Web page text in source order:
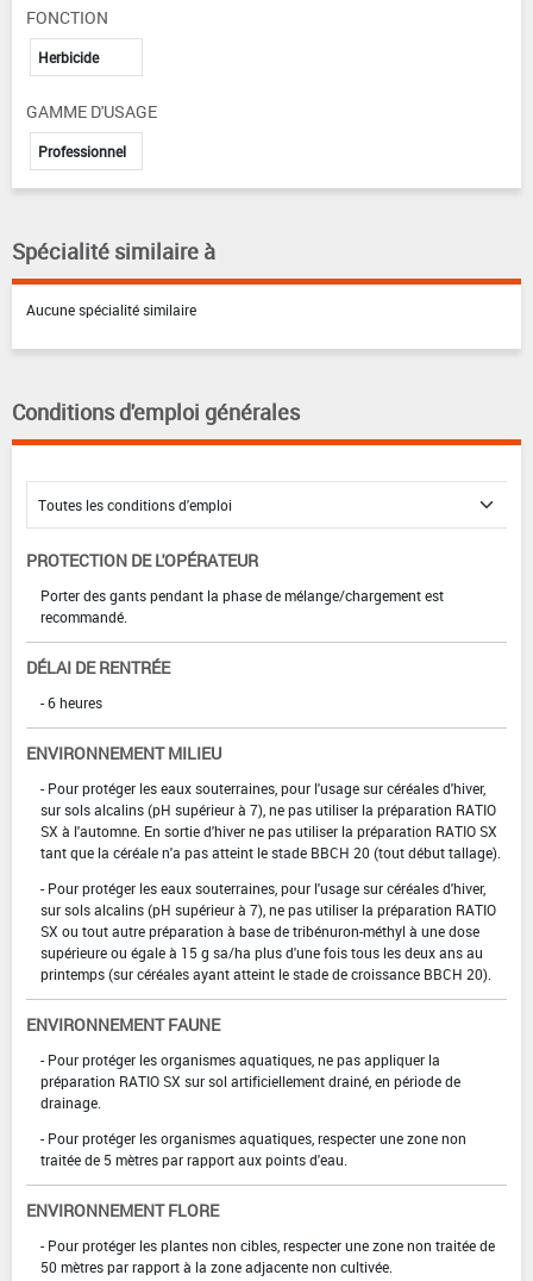
FONCTION
Herbicide
GAMME D'USAGE
Professionnel
Spécialité similaire à
Aucune spécialité similaire
Conditions d'emploi générales
PROTECTION DE L'OPÉRATEUR
Porter des gants pendant la phase de mélange/chargement est
recommandé.
DÉLAI DE RENTRÉE
- 6 heures
ENVIRONNEMENT MILIEU
- Pour protéger les eaux souterraines, pour l'usage sur céréales d'hiver,
sur sols alcalins (pH supérieur à 7), ne pas utiliser la préparation RATIO
SX à l'automne. En sortie d'hiver ne pas utiliser la préparation RATIO SX
tant que la céréale n'a pas atteint le stade BBCH 20 (tout début tallage).
- Pour protéger les eaux souterraines, pour l'usage sur céréales d'hiver,
sur sols alcalins (pH supérieur à 7), ne pas utiliser la préparation RATIO
SX ou tout autre préparation à base de tribénuron-méthyl à une dose
supérieure ou égale à 15 g sa/ha plus d'une fois tous les deux ans au
printemps (sur céréales ayant atteint le stade de croissance BBCH 20).
ENVIRONNEMENT FAUNE
- Pour protéger les organismes aquatiques, ne pas appliquer la
préparation RATIO SX sur sol artificiellement drainé, en période de
drainage.
- Pour protéger les organismes aquatiques, respecter une zone non
traitée de 5 mètres par rapport aux points d'eau.
ENVIRONNEMENT FLORE
- Pour protéger les plantes non cibles, respecter une zone non traitée de
50 mètres par rapport à la zone adjacente non cultivée.